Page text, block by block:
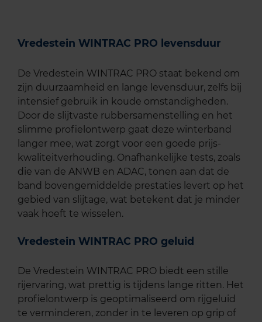
Vredestein WINTRAC PRO levensduur
De Vredestein WINTRAC PRO staat bekend om
zijn duurzaamheid en lange levensduur, zelfs bij
intensief gebruik in koude omstandigheden.
Door de slijtvaste rubbersamenstelling en het
slimme profielontwerp gaat deze winterband
langer mee, wat zorgt voor een goede prijs-
kwaliteitverhouding. Onafhankelijke tests, zoals
die van de ANWB en ADAC, tonen aan dat de
band bovengemiddelde prestaties levert op het
gebied van slijtage, wat betekent dat je minder
vaak hoeft te wisselen.
Vredestein WINTRAC PRO geluid
De Vredestein WINTRAC PRO biedt een stille
rijervaring, wat prettig is tijdens lange ritten. Het
profielontwerp is geoptimaliseerd om rijgeluid
te verminderen, zonder in te leveren op grip of